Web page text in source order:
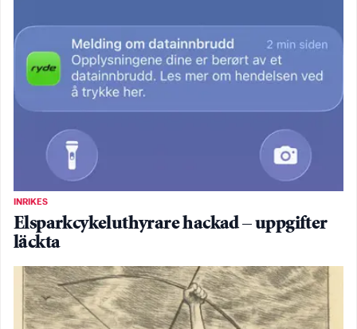
INRIKES
Elsparkcykeluthyrare hackad – uppgifter
läckta